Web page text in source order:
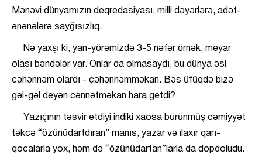
Mənəvi dünyamızın deqredasiyası, milli dəyərlərə, adət-
ənənələrə sayğısızlıq.
Nə yaxşı ki, yan-yörəmizdə 3-5 nəfər örnək, meyar
olası bəndələr var. Onlar da olmasaydı, bu dünya əsl
cəhənnəm olardı - cəhənnəmməkan. Bəs üfüqdə bizə
gəl-gəl deyən cənnətməkan hara getdi?
Yazıçının təsvir etdiyi indiki xaosa bürünmüş cəmiyyət
təkcə “özünüdartdıran” manıs, yazar və ilaxır qarı-
qocalarla yox, həm də “özünüdartan”larla da dopdoludu.